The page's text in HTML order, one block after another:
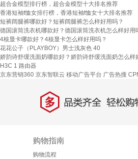
超合金模型排行榜，超合金模型十大排名推荐
香港短袖t恤女排行榜，香港短袖t恤女十大排名推荐
短裤阔腿裤哪款好？短裤阔腿裤怎么样好用吗？
德国滚筒洗衣机哪款好？德国滚筒洗衣机怎么样好用
4核显卡哪款好？4核显卡怎么样好用吗？
花花公子（PLAYBOY）男士浅灰色 40
娇韵诗舒缓洗面奶哪款好？娇韵诗舒缓洗面奶怎么样
H3C 1 路由器
京东营销360 京东智联云 移动广告平台 广告热搜
多 品类齐全，轻松购物
购物指南
购物流程